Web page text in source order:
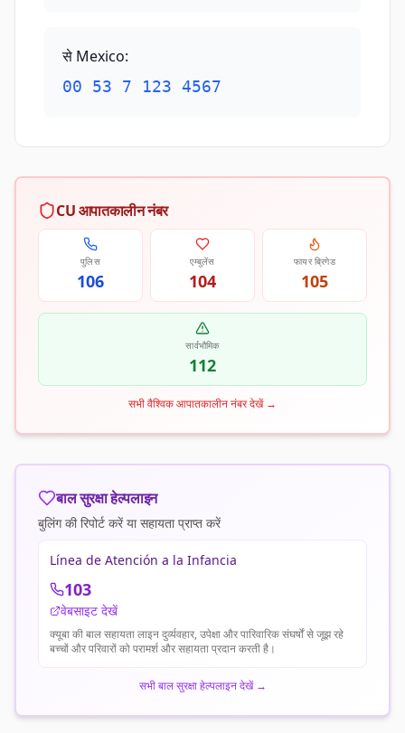
से Mexico:
00 53 7 123 4567
CU आपातकालीन नंबर
पुलिस
106
एम्बुलेंस
104
फायर ब्रिगेड
105
सार्वभौमिक
112
सभी वैश्विक आपातकालीन नंबर देखें→
बाल सुरक्षा हेल्पलाइन
बुलिंग की रिपोर्ट करें या सहायता प्राप्त करें
Línea de Atención a la Infancia
103
वेबसाइट देखें
क्यूबा की बाल सहायता लाइन दुर्व्यवहार, उपेक्षा और पारिवारिक संघर्षों से जूझ रहे
बच्चों और परिवारों को परामर्श और सहायता प्रदान करती है।
सभी बाल सुरक्षा हेल्पलाइन देखें→